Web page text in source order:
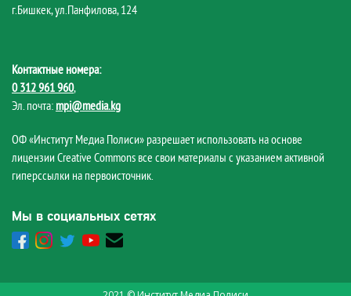
г.Бишкек, ул.Панфилова, 124
Контактные номера:
0 312 961 960,
Эл. почта: mpi@media.kg
ОФ «Институт Медиа Полиси» разрешает использовать на основе
лицензии Creative Commons все свои материалы с указанием активной
гиперссылки на первоисточник.
Мы в социальных сетях